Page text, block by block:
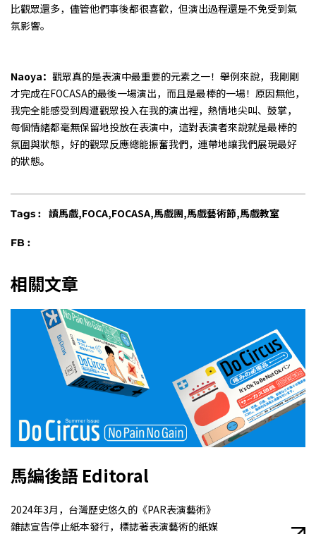
比觀眾還多，儘管他們事後都很喜歡，但演出過程還是不免受到氣
氛影響。
Naoya： 觀眾真的是表演中最重要的元素之一！舉例來說，我剛剛
才完成在FOCASA的最後一場演出，而且是最棒的一場！原因無他，
我完全能感受到周遭觀眾投入在我的演出裡，熱情地尖叫、鼓掌，
每個情緒都毫無保留地投放在表演中，這對表演者來說就是最棒的
氛圍與狀態，好的觀眾反應總能振奮我們，連帶地讓我們展現最好
的狀態。
Tags : 讀馬戲,FOCA,FOCASA,馬戲團,馬戲藝術節,馬戲教室
FB :
相關文章
馬編後語 Editoral
2024年3月，台灣歷史悠久的《PAR表演藝術》
雜誌宣告停止紙本發行，標誌著表演藝術的紙媒